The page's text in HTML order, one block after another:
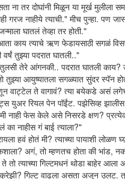
ना तर दोघांनी मिळून या मूर्ख
गरज नाहीये त्याची." मीच पुन्हा. पण
घातलं तेव्हा तर होती."
काय त्याचे ऋण फेडायसाठी सगळं
वर्षं तुझ्या पदरात घातली.."
तेरे आंगनकी.. पदरात घातली काय?
तुझ्या आयुष्यातला सगळ्यात सुंदर स्पॅन
वाट्टेल ते वागावं? त्या बयेकडे असं
युअर रियल पेन पॉईंट. पझेसिव्ह
नाही फेस केले असे निसरडे क्षण?
का नाहीस गं बाई त्याला?"
हवं होतं मी? त्याच्या पायाशी लोळण
अगं, तो म्हणतच होता की भांड,
ते तो त्याच्या गिल्टमधनं थोडा बाहेर
गिल्ट वाढला असता अजून उलट.